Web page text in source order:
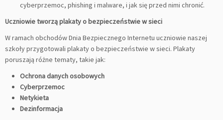
cyberprzemoc, phishing i malware, i jak się przed nimi chronić.
Uczniowie tworzą plakaty o bezpieczeństwie w sieci
W ramach obchodów Dnia Bezpiecznego Internetu uczniowie naszej
szkoły przygotowali plakaty o bezpieczeństwie w sieci. Plakaty
poruszają różne tematy, takie jak:
Ochrona danych osobowych
Cyberprzemoc
Netykieta
Dezinformacja